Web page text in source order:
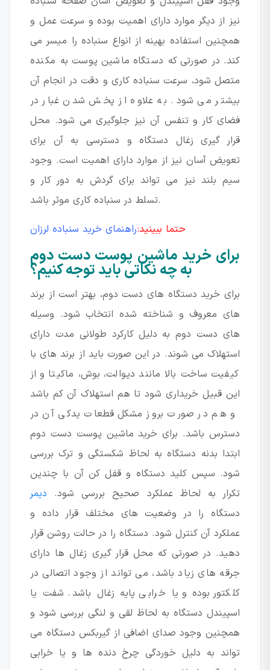
نیز از دیگر موارد دارای اهمیت بوده و سرعت عمل و
همچنین استفاده بهینه از انواع سنباده را میسر می
کند. در صورتی که دستگاه ماشین پوست به مکنده
متصل شود، سرعت سنباده کاری و دقت در انجام آن
بیشتر می شود. به علاوه از پخش شدن غبار در
فضای کار و تنفس آن نیز جلوگیری می شود. محل
قرار گیری زغال دستگاه و دسترسی به آن برای
تعویض آسان نیز از موارد دارای اهمیت است. وجود
سیم بلند نیز می تواند برای گردش به دور کار و
تسلط در سنباده کاری موثر باشد.
حتما ببینید:راهنمای خرید سنباده لرزان
برای خرید ماشین پوست دست دوم
به چه نکاتی باید توجه کنیم؟
برای خرید دستگاه های دست دوم، بهتر است از برند
های معروف و شناخته شده انتخاب شود. وسیله
های دست دوم به دلیل کارکرد طولانی مدت دارای
استهلاک می شوند. در این صورت باید از برند های با
کیفیت ساخت بالا مانند دیوالت، بوش، ماکیتا و از
این قبیل خریداری شود تا هم استهلاک آن کم باشد
و هم در صورت بروز مشکل قطعات یدکی آن در
دسترس باشد. برای خرید ماشین پوست دست دوم
ابتدا بدنه دستگاه به لحاظ شکستگی و ترک بررسی
شود. سپس کلید دستگاه و قفل کن آن با چندین
تکرار به لحاظ عملکرد صحیح بررسی شود. دیمر
دستگاه را در وضعیت های مختلف قرار داده و
عملکرد آن کنترل شود. دستگاه را در حالت روشن قرار
دهید. در صورتی که محل قرار گیری زغال ها دارای
جرقه های زیاد باشد، می تواند از وجود اتصالی در
کلکتور بوده و یا خرابی پایه زغال باشد. شفت یا
اسپیندل دستگاه به لحاظ لقی و لنگی بررسی شود و
همچنین وجود صدای اضافی از گیربکس دستگاه می
تواند به دلیل خوردگی چرخ دنده ها و یا خرابی